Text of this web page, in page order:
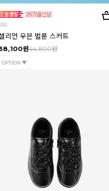
리언 우븐 벌룬 스커트
원44,800원